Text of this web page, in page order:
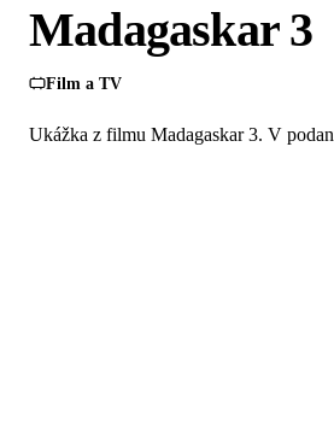
Madagaskar 3
Film a TV
Ukážka z filmu Madagaskar 3. V